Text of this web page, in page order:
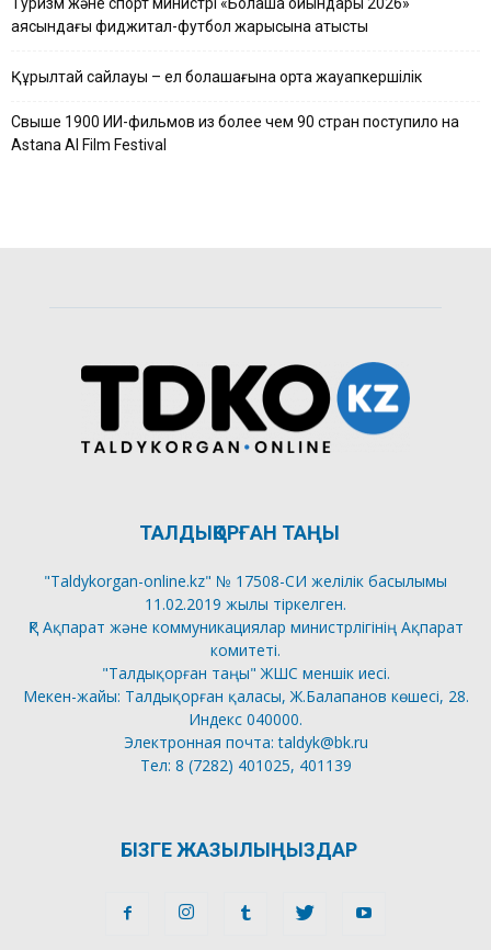
аясындағы фиджитал-футбол жарысына қатысты
Құрылтай сайлауы – ел болашағына ортақ жауапкершілік
Свыше 1900 ИИ-фильмов из более чем 90 стран поступило на
Astana AI Film Festival
ТАЛДЫҚОРҒАН ТАҢЫ
"Taldykorgan-online.kz" № 17508-СИ желілік басылымы
11.02.2019 жылы тіркелген.
ҚР Ақпарат және коммуникациялар министрлігінің Ақпарат
комитеті.
"Талдықорған таңы" ЖШС меншік иесі.
Мекен-жайы: Талдықорған қаласы, Ж.Балапанов көшесі, 28.
Индекс 040000.
Электронная почта: taldyk@bk.ru
Тел: 8 (7282) 401025, 401139
БІЗГЕ ЖАЗЫЛЫҢЫЗДАР